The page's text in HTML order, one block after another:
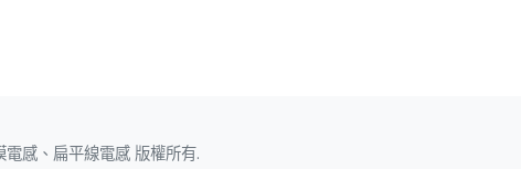
感、扁平線電感 版權所有.